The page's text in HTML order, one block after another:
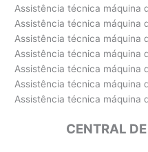
Assistência técnica máquina
Assistência técnica máquina
Assistência técnica máquina
Assistência técnica máquina
Assistência técnica máquina
Assistência técnica máquina
Assistência técnica máquina
CENTRAL